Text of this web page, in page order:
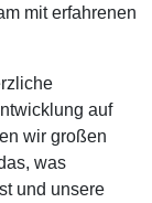
mit erfahrenen
auf
wir großen
was
und unsere